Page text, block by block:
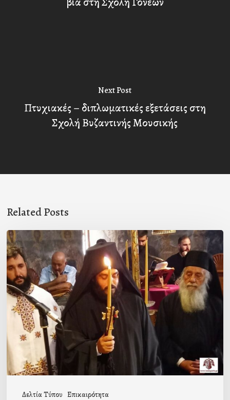
Next Post
Πτυχιακές – διπλωματικές εξετάσεις στη
Σχολή Βυζαντινής Μουσικής
Related Posts
Δελτία Τύπου Επικαιρότητα
Μοναχική
κουρά
στην
Ιερά
Μονή
Γόλας